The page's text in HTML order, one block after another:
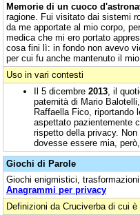
Memorie di un cuoco
ragione. Fui visitato dai sistemi
da me apportate al mio corpo,
medica che mi ero portato
cosa fini lì: in fondo non avevo
per cui fu anche mantenuto il
Uso in vari contesti
Il 5 dicembre 2013 , il
paternità di Mario
Raffaella Fico, riportando
aspettato pazientemente
rispetto della privacy.
dovesse essere mia,
Giochi di Parole
Giochi enigmistici,
Anagrammi per privacy
Definizioni da Cruciverba di cui